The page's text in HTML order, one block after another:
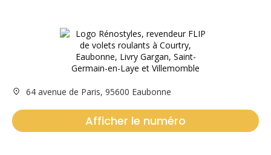
64 avenue de Paris, 95600 Eaubonne
Afficher le numéro